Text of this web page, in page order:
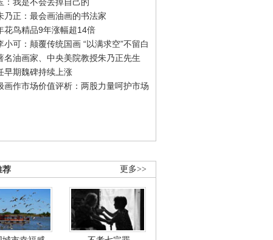
乃正：最会画油画的书法家
花鸟精品9年涨幅超14倍
小可：颠覆传统国画 “以满求空”不留白
名油画家、中央美院教授朱乃正先生
早期魏碑持续上涨
画作市场价值评析：两股力量呵护市场
更多>>
荐